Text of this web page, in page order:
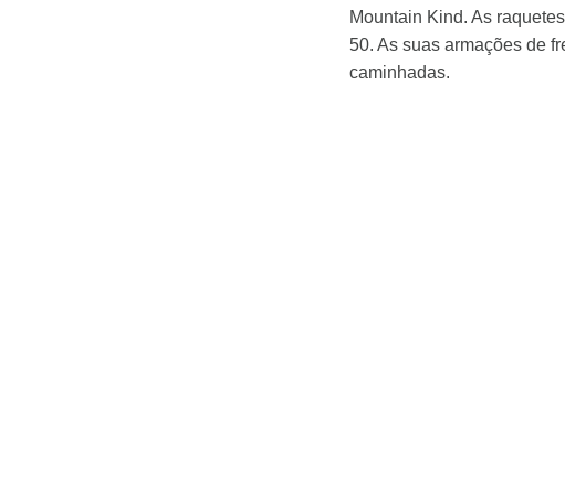
Mountain Kind. As
50. As suas armações de
caminhadas.